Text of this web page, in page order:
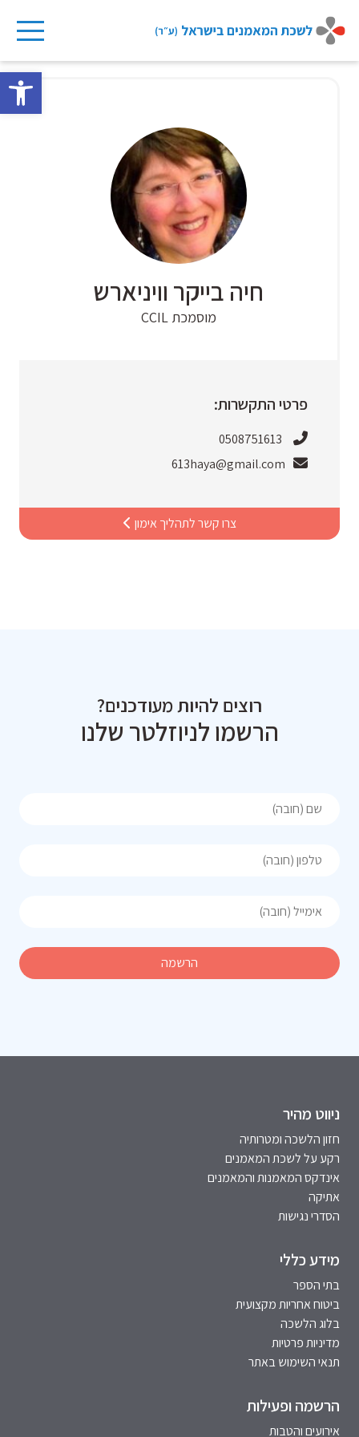
to
חיה בייקר וויניארש
מוסמכת CCIL
פרטי התקשרות:
0508751613
613haya@gmail.com
צרו קשר לתהליך אימון
רוצים להיות מעודכנים?
הרשמו לניוזלטר שלנו
ניווט מהיר
חזון הלשכה ומטרותיה
רקע על לשכת המאמנים
אינדקס המאמנות והמאמנים
אתיקה
הסדרי נגישות
מידע כללי
בתי הספר
ביטוח אחריות מקצועית
בלוג הלשכה
מדיניות פרטיות
תנאי השימוש באתר
הרשמה ופעילות
אירועים והטבות